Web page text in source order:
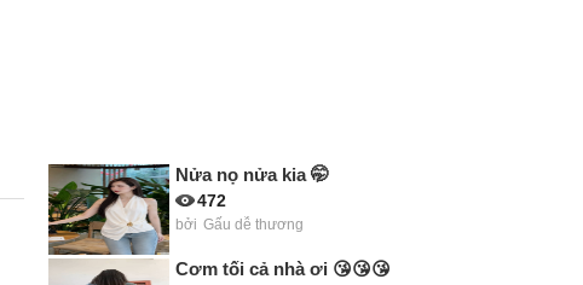
Nửa nọ nửa kia 🤭
472
bởi Gấu dễ thương
Cơm tối cả nhà ơi 😘😘😘